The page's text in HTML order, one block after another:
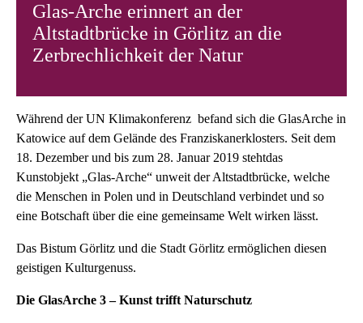
Glas-Arche erinnert an der
Altstadtbrücke in Görlitz an die
Zerbrechlichkeit der Natur
Während der UN Klimakonferenz befand sich die GlasArche in
Katowice auf dem Gelände des Franziskanerklosters. Seit dem
18. Dezember und bis zum 28. Januar 2019 stehtdas
Kunstobjekt „Glas-Arche“ unweit der Altstadtbrücke, welche
die Menschen in Polen und in Deutschland verbindet und so
eine Botschaft über die eine gemeinsame Welt wirken lässt.
Das Bistum Görlitz und die Stadt Görlitz ermöglichen diesen
geistigen Kulturgenuss.
Die GlasArche 3 – Kunst trifft Naturschutz